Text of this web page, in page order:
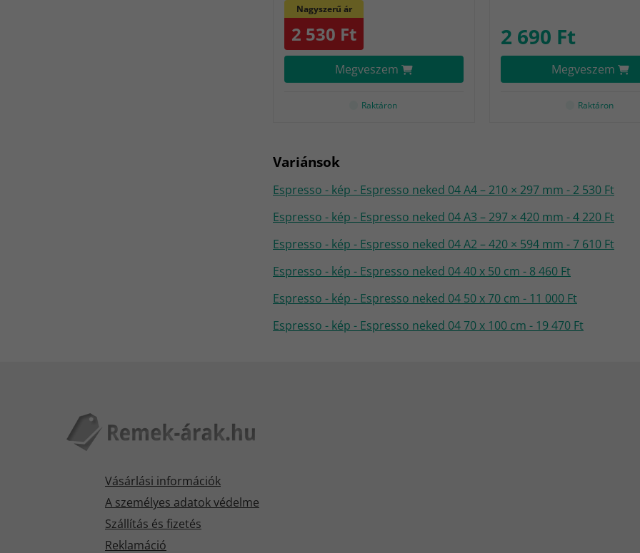
Nagyszerű ár
2 530 Ft
Megveszem
Raktáron
2 690 Ft
Megveszem
Raktáron
Variánsok
Espresso - kép - Espresso neked 04 A4 – 210 × 297 mm - 2 530 Ft
Espresso - kép - Espresso neked 04 A3 – 297 × 420 mm - 4 220 Ft
Espresso - kép - Espresso neked 04 A2 – 420 × 594 mm - 7 610 Ft
Espresso - kép - Espresso neked 04 40 x 50 cm - 8 460 Ft
Espresso - kép - Espresso neked 04 50 x 70 cm - 11 000 Ft
Espresso - kép - Espresso neked 04 70 x 100 cm - 19 470 Ft
Vásárlási információk
A személyes adatok védelme
Szállítás és fizetés
Reklamáció